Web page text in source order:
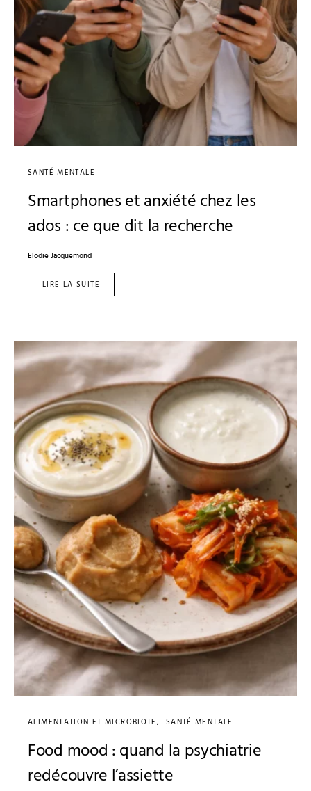
SANTÉ MENTALE
Smartphones et anxiété chez les
ados : ce que dit la recherche
Elodie Jacquemond
LIRE LA SUITE
ALIMENTATION ET MICROBIOTE SANTÉ MENTALE
Food mood : quand la psychiatrie
redécouvre l’assiette